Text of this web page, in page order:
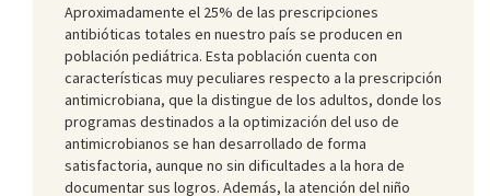
Aproximadamente el 25% de las prescripciones
antibióticas totales en nuestro país se producen en
población pediátrica. Esta población cuenta con
características muy peculiares respecto a la prescripción
antimicrobiana, que la distingue de los adultos, donde los
programas destinados a la optimización del uso de
antimicrobianos se han desarrollado de forma
satisfactoria, aunque no sin dificultades a la hora de
documentar sus logros. Además, la atención del niño